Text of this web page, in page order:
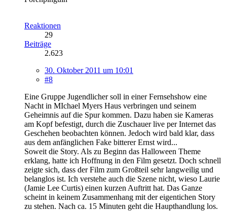
Reaktionen
29
Beiträge
2.623
30. Oktober 2011 um 10:01
#8
Eine Gruppe Jugendlicher soll in einer Fernsehshow eine
Nacht in MIchael Myers Haus verbringen und seinem
Geheimnis auf die Spur kommen. Dazu haben sie Kameras
am Kopf befestigt, durch die Zuschauer live per Internet das
Geschehen beobachten können. Jedoch wird bald klar, dass
aus dem anfänglichen Fake bitterer Ernst wird...
Soweit die Story. Als zu Beginn das Halloween Theme
erklang, hatte ich Hoffnung in den Film gesetzt. Doch schnell
zeigte sich, dass der Film zum Großteil sehr langweilig und
belanglos ist. Ich verstehe auch die Szene nicht, wieso Laurie
(Jamie Lee Curtis) einen kurzen Auftritt hat. Das Ganze
scheint in keinem Zusammenhang mit der eigentichen Story
zu stehen. Nach ca. 15 Minuten geht die Haupthandlung los.